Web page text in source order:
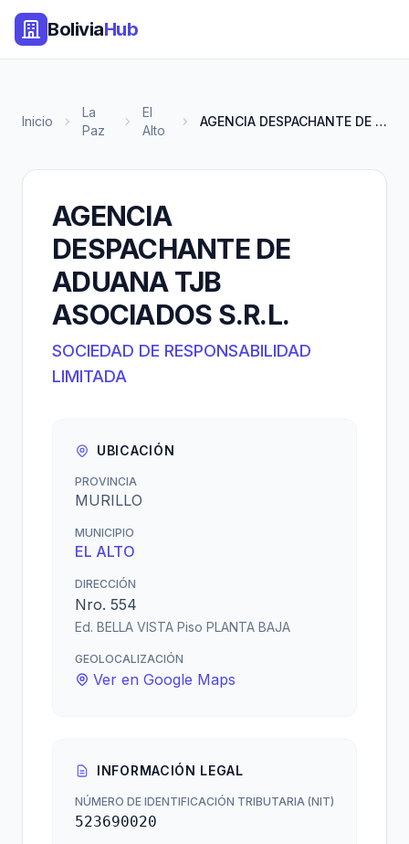
BoliviaHub
Inicio
La
Paz
El
Alto
AGENCIA DESPACHANTE DE ADUANA...
AGENCIA
DESPACHANTE DE
ADUANA TJB
ASOCIADOS S.R.L.
SOCIEDAD DE RESPONSABILIDAD
LIMITADA
UBICACIÓN
PROVINCIA
MURILLO
MUNICIPIO
EL ALTO
DIRECCIÓN
Nro. 554
Ed. BELLA VISTA Piso PLANTA BAJA
GEOLOCALIZACIÓN
Ver en Google Maps
INFORMACIÓN LEGAL
NÚMERO DE IDENTIFICACIÓN TRIBUTARIA (NIT)
523690020